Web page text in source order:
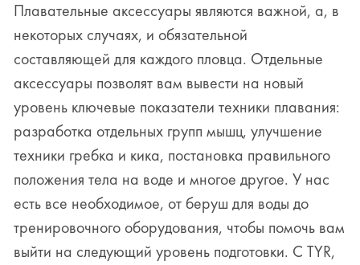
Плавательные аксессуары являются важной, а, в
некоторых случаях, и обязательной
составляющей для каждого пловца. Отдельные
аксессуары позволят вам вывести на новый
уровень ключевые показатели техники плавания:
разработка отдельных групп мышц, улучшение
техники гребка и кика, постановка правильного
положения тела на воде и многое другое. У нас
есть все необходимое, от беруш для воды до
тренировочного оборудования, чтобы помочь вам
выйти на следующий уровень подготовки. С TYR,